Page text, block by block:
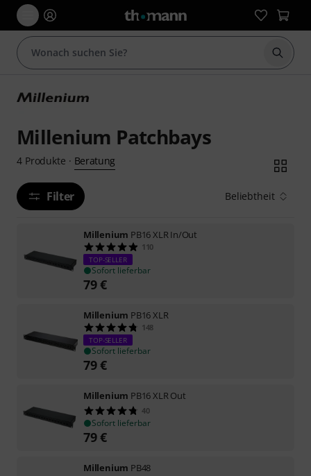
Suche
Millenium Patchbays
4 Produkte · Beratung
Filter Beliebtheit
Millenium PB16 XLR In/Out
110
TOP-SELLER
Sofort lieferbar
79€
Millenium PB16 XLR
148
TOP-SELLER
Sofort lieferbar
79€
Millenium PB16 XLR Out
40
Sofort lieferbar
79€
Millenium PB48